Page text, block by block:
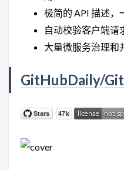
极简的 API 描述，
自动校验客户端请
大量微服务治理和
GitHubDaily/